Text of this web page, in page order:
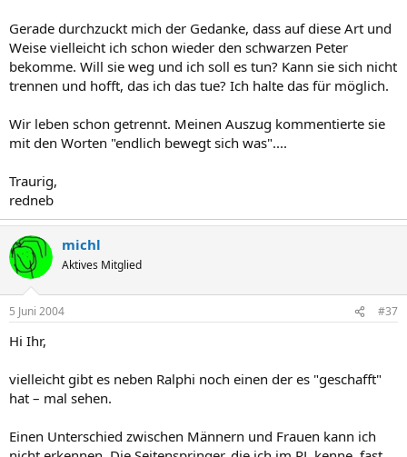
Gerade durchzuckt mich der Gedanke, dass auf diese Art und
Weise vielleicht ich schon wieder den schwarzen Peter
bekomme. Will sie weg und ich soll es tun? Kann sie sich nicht
trennen und hofft, das ich das tue? Ich halte das für möglich.
Wir leben schon getrennt. Meinen Auszug kommentierte sie
mit den Worten "endlich bewegt sich was"....
Traurig,
redneb
michl
Aktives Mitglied
5 Juni 2004 #37
Hi Ihr,
vielleicht gibt es neben Ralphi noch einen der es "geschafft"
hat – mal sehen.
Einen Unterschied zwischen Männern und Frauen kann ich